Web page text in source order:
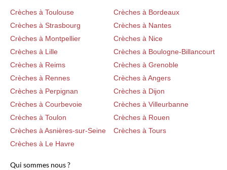
Crèches à Toulouse
Crèches à Bordeaux
Crèches à Strasbourg
Crèches à Nantes
Crèches à Montpellier
Crèches à Nice
Crèches à Lille
Crèches à Boulogne-Billancourt
Crèches à Reims
Crèches à Grenoble
Crèches à Rennes
Crèches à Angers
Crèches à Perpignan
Crèches à Dijon
Crèches à Courbevoie
Crèches à Villeurbanne
Crèches à Toulon
Crèches à Rouen
Crèches à Asnières-sur-Seine
Crèches à Tours
Crèches à Le Havre
Qui sommes nous ?